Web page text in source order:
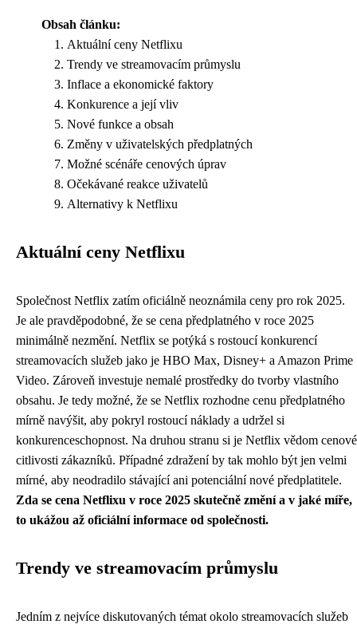
Obsah článku:
Aktuální ceny Netflixu
Trendy ve streamovacím průmyslu
Inflace a ekonomické faktory
Konkurence a její vliv
Nové funkce a obsah
Změny v uživatelských předplatných
Možné scénáře cenových úprav
Očekávané reakce uživatelů
Alternativy k Netflixu
Aktuální ceny Netflixu
Společnost Netflix zatím oficiálně neoznámila ceny pro rok 2025.
Je ale pravděpodobné, že se cena předplatného v roce 2025
minimálně nezmění. Netflix se potýká s rostoucí konkurencí
streamovacích služeb jako je HBO Max, Disney+ a Amazon Prime
Video. Zároveň investuje nemalé prostředky do tvorby vlastního
obsahu. Je tedy možné, že se Netflix rozhodne cenu předplatného
mírně navýšit, aby pokryl rostoucí náklady a udržel si
konkurenceschopnost. Na druhou stranu si je Netflix vědom cenové
citlivosti zákazníků. Případné zdražení by tak mohlo být jen velmi
mírné, aby neodradilo stávající ani potenciální nové předplatitele.
Zda se cena Netflixu v roce 2025 skutečně změní a v jaké míře,
to ukážou až oficiální informace od společnosti.
Trendy ve streamovacím průmyslu
Jedním z nejvíce diskutovaných témat okolo streamovacích služeb